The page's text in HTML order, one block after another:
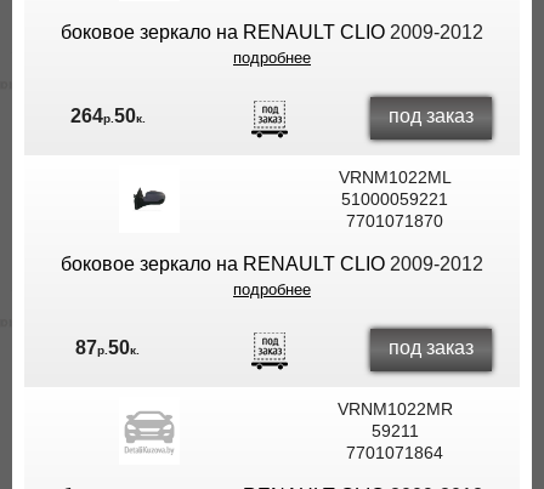
боковое зеркало на RENAULT CLIO 2009-2012
подробнее
264р. 50к. под заказ
VRNM1022ML
51000059221
7701071870
боковое зеркало на RENAULT CLIO 2009-2012
подробнее
87р.50к. под заказ
VRNM1022MR
59211
7701071864